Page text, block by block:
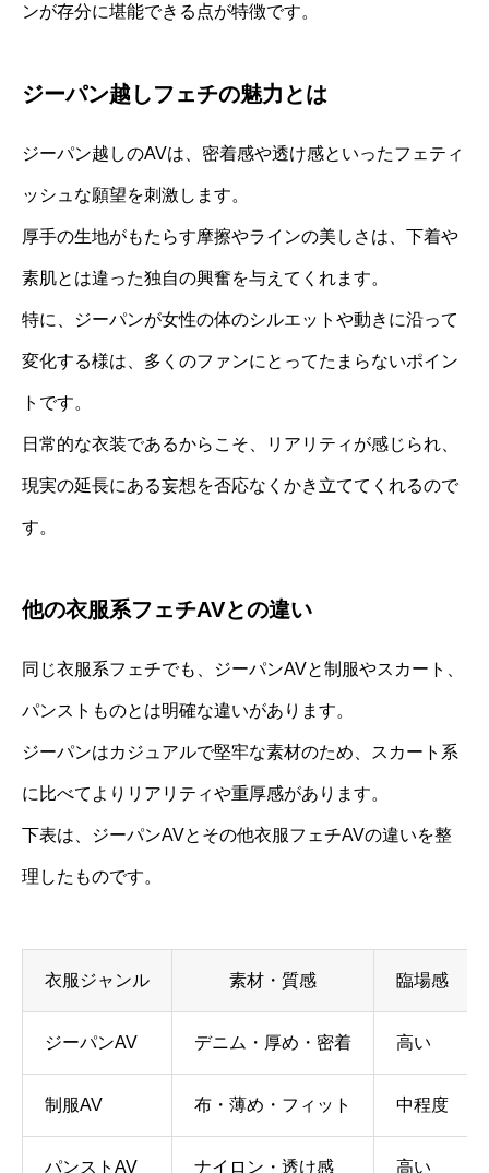
ンが存分に堪能できる点が特徴です。
ジーパン越しフェチの魅力とは
ジーパン越しのAVは、密着感や透け感といったフェティ
ッシュな願望を刺激します。
厚手の生地がもたらす摩擦やラインの美しさは、下着や
素肌とは違った独自の興奮を与えてくれます。
特に、ジーパンが女性の体のシルエットや動きに沿って
変化する様は、多くのファンにとってたまらないポイン
トです。
日常的な衣装であるからこそ、リアリティが感じられ、
現実の延長にある妄想を否応なくかき立ててくれるので
す。
他の衣服系フェチAVとの違い
同じ衣服系フェチでも、ジーパンAVと制服やスカート、
パンストものとは明確な違いがあります。
ジーパンはカジュアルで堅牢な素材のため、スカート系
に比べてよりリアリティや重厚感があります。
下表は、ジーパンAVとその他衣服フェチAVの違いを整
理したものです。
衣服ジャンル 素材・質感 臨場感
ジーパンAV デニム・厚め・密着 高い
制服AV 布・薄め・フィット 中程度
パンストAV ナイロン・透け感 高い